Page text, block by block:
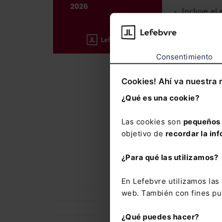
Consentimiento
Cookies! Ahí va nuestra
¿Qué es una cookie?
Las cookies son
objetivo de recordar la
¿Para qué las utilizamos?
En Lefebvre utilizamos las
web. También con fines
¿Qué puedes hacer?
Incluye el
La
del
El
precio